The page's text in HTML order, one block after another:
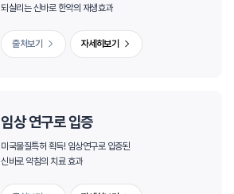
되살리는 신바로 한약의 재생효과
출처보기 자세히보기
임상 연구로 입증
미국물질특허 획득! 임상연구로 입증된
신바로 약침의 치료 효과